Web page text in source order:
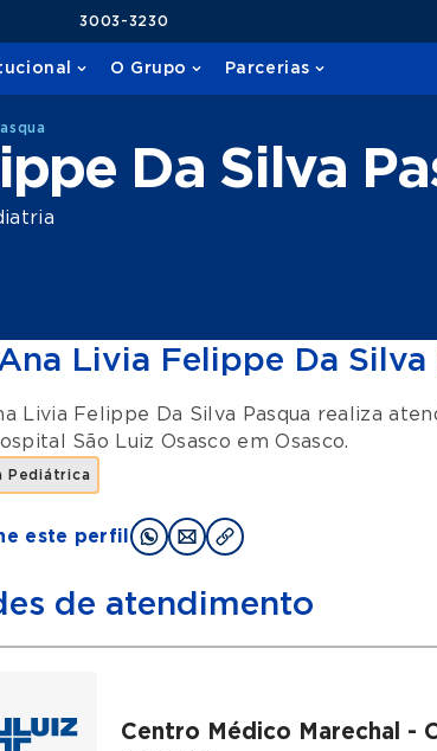
3003-3230
O Grupo Parcerias
Da Silva
Livia Felippe Da Silva
Livia Felippe Da Silva Pasqua realiza
São Luiz Osasco emOsasco.
Pediátrica
este perfil
de atendimento
Centro Médico Marechal -